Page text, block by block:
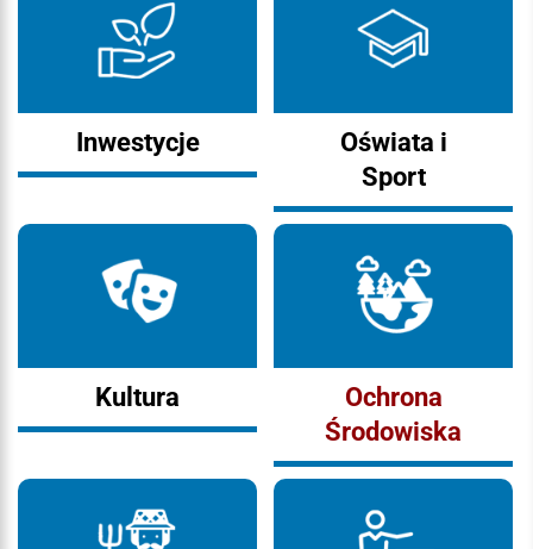
Inwestycje
Oświata i
Sport
Kultura
Ochrona
Środowiska